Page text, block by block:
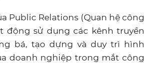
Public Relations (Quan hệ công
động sử dụng các kênh truyền
bá, tạo dựng và duy trì hình
doanh nghiệp trong mắt công